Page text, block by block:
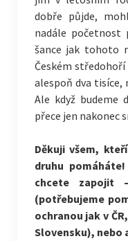
dobře půjde,
nadále početnost
šance jak tohoto
Českém
alespoň dva tisíce,
Ale když budeme
přece jen nakonec
Děkuji všem,
druhu
chcete zapojit
(potřebujeme
ochranou jak v
Slovensku), nebo